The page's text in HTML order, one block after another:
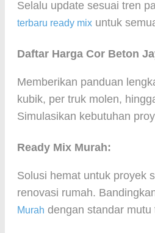
Selalu update sesuai tren
terbaru ready mix untuk
Daftar Harga Cor Beton
Memberikan panduan
kubik, per truk molen,
Simulasikan kebutuhan
Ready Mix Murah:
Solusi hemat untuk proyek
renovasi rumah.
Murah dengan standar mutu